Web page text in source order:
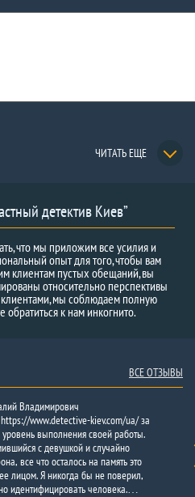
ЧИТАТЬ ЕЩЕ
детектив Киев”
что мы приложим все усилия и
опыт для того, чтобы вам
клиентам пустых обещаний, вы
относительно перспективы
мы соблюдаем полную
к нам инкогнито.
ВСЕ ОТЗЫВЫ
Владимирович
https://www.detective-kiev.com/ua/ за
выполнения своей работы.
с девушкой и случайно
все что осталось на память это
лицом. Я никогда бы не поверил,
идентифицировать человека.…